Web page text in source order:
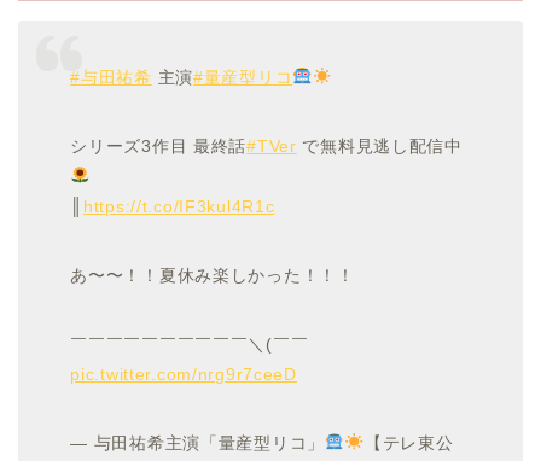
#与田祐希 主演#量産型リコ
シリーズ3作目 最終話#TVer で無料見逃し配信中
https://t.co/IF3kul4R1c
あ〜〜！！夏休み楽しかった！！！
￣￣￣￣￣￣￣￣￣￣＼(￣￣
pic.twitter.com/nrg9r7ceeD
— 与田祐希主演「量産型リコ」
【テレ東公